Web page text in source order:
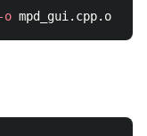
-o mpd_gui.cpp.o